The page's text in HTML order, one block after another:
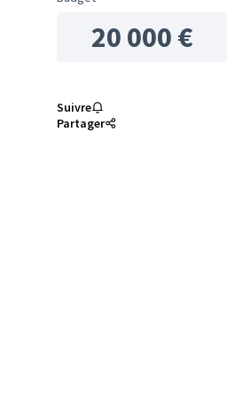
20 000 €
Suivre
Partager